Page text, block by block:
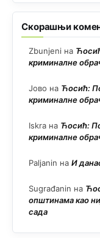
Скорашњи
Zbunjeni на
криминалне
Јово на Ћосић:
криминалне
Iskra на Ћосић:
криминалне
Paljanin на И
Sugrađanin на
општинама као
сада